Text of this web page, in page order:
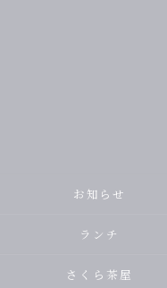
お知らせ
ランチ
さくら茶屋